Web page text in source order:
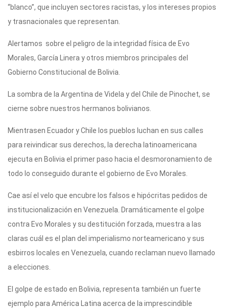
“blanco”, que incluyen sectores racistas, y los intereses propios
y trasnacionales que representan.
Alertamos sobre el peligro de la integridad física de Evo
Morales, García Linera y otros miembros principales del
Gobierno Constitucional de Bolivia.
La sombra de la Argentina de Videla y del Chile de Pinochet, se
cierne sobre nuestros hermanos bolivianos.
Mientras­­­­en Ecuador y Chile los pueblos luchan en sus calles
para reivindicar sus derechos, la derecha latinoamericana
ejecuta en Bolivia el primer paso hacia el desmoronamiento de
todo lo conseguido durante el gobierno de Evo Morales.
Cae así el velo que encubre los falsos e hipócritas pedidos de
institucionalización en Venezuela. Dramáticamente el golpe
contra Evo Morales y su destitución forzada, muestra a las
claras cuál es el plan del imperialismo norteamericano y sus
esbirros locales en Venezuela, cuando reclaman nuevo llamado
a elecciones.
El golpe de estado en Bolivia, representa también un fuerte
ejemplo para América Latina acerca de la imprescindible